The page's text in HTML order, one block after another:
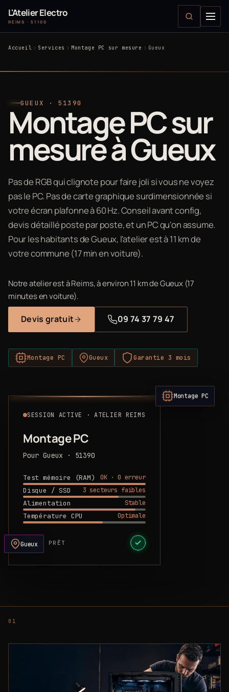
L'Atelier Electro
REIMS · 51100
Accueil Services Montage PC sur mesure Gueux
GUEUX · 51390
Montage PC sur
mesure à Gueux
Pas de RGB qui clignote pour faire joli si vous ne voyez
pas le PC. Pas de carte graphique surdimensionnée si
votre écran plafonne à 60 Hz. Conseil avant config,
devis détaillé poste par poste, et un PC qu'on assume.
Pour les habitants de Gueux, l'atelier est à 11 km de
votre commune (17 min en voiture).
Notre atelier est à Reims, à environ 11 km de Gueux (17
minutes en voiture).
Devis gratuit 09 74 37 79 47
Montage PC Gueux Garantie 3 mois
SESSION ACTIVE · ATELIER REIMS
Montage PC
Pour Gueux · 51390
Test mémoire (RAM)
OK · 0 erreur
Disque / SSD
3 secteurs faibles
Alimentation
Stable
Température CPU
Optimale
DEVIS PRÊT
Montage PC
Gueux